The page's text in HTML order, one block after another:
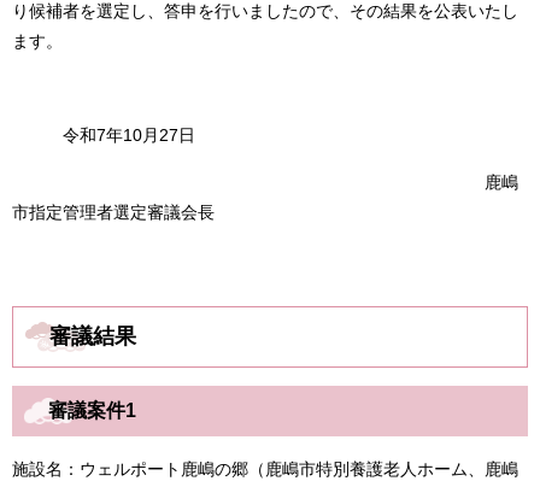
り候補者を選定し、答申を行いましたので、その結果を公表いたし
ます。
令和7年10月27日
鹿嶋
市指定管理者選定審議会長
審議結果
審議案件1
施設名：ウェルポート鹿嶋の郷（鹿嶋市特別養護老人ホーム、鹿嶋